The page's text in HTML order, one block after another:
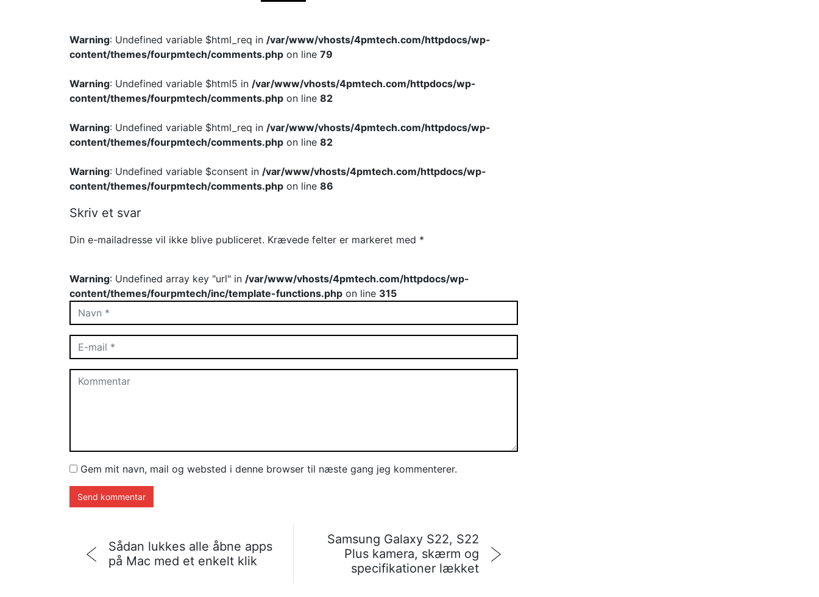
Warning: Undefined variable $html_req in /var/www/vhosts/4pmtech.com/httpdocs/wp-
content/themes/fourpmtech/comments.php on line 79
Warning: Undefined variable $html5 in /var/www/vhosts/4pmtech.com/httpdocs/wp-
content/themes/fourpmtech/comments.php on line 82
Warning: Undefined variable $html_req in /var/www/vhosts/4pmtech.com/httpdocs/wp-
content/themes/fourpmtech/comments.php on line 82
Warning: Undefined variable $consent in /var/www/vhosts/4pmtech.com/httpdocs/wp-
content/themes/fourpmtech/comments.php on line 86
Skriv et svar
Din e-mailadresse vil ikke blive publiceret. Krævede felter er markeret med *
Warning: Undefined array key "url" in /var/www/vhosts/4pmtech.com/httpdocs/wp-
content/themes/fourpmtech/inc/template-functions.php on line 315
Gem mit navn, mail og websted i denne browser til næste gang jeg kommenterer.
Sådan lukkes alle åbne apps
på Mac med et enkelt klik
Samsung Galaxy S22, S22
Plus kamera, skærm og
specifikationer lækket